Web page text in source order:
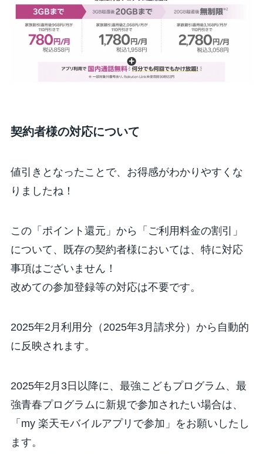
契約者様の対応について
値引きとなったことで、お得感がわかりやすくな
りましたね！
この「ポイント還元」から「ご利用料金の割引」
について、既存の契約者様においては、 特に対応
事項はございません！
改めての参加登録等の対応は不要です。
2025年2月利用分（2025年3月請求分）から自動的
に反映されます。
2025年2月3日以降に、最強こどもプログラム、最
強青春プログラムに新規で参加されたい場合は、
「my 楽天モバイルアプリで参加」をお願いしたし
ます。